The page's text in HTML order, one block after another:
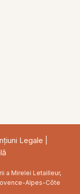
Legale
a Mirelei Letailleur,
Alpes-Côte